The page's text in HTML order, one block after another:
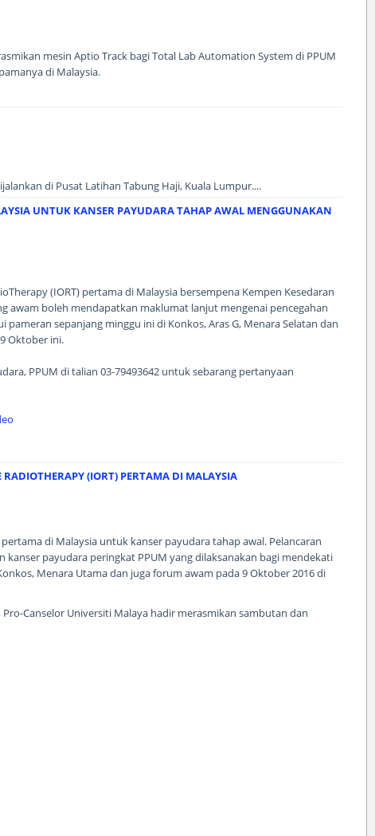
mesin Aptio Track bagi Total Lab Automation System di PPUM
di Malaysia.
di Pusat Latihan Tabung Haji, Kuala Lumpur....
UNTUK KANSER PAYUDARA TAHAP AWAL MENGGUNAKAN
(IORT) pertama di Malaysia bersempena Kempen Kesedaran
awam boleh mendapatkan maklumat lanjut mengenai pencegahan
sepanjang minggu ini di Konkos, Aras G, Menara Selatan dan
Oktober ini.
PPUM di talian 03-79493642 untuk sebarang pertanyaan
(IORT) PERTAMA DI MALAYSIA
di Malaysia untuk kanser payudara tahap awal. Pelancaran
kanser payudara peringkat PPUM yang dilaksanakan bagi mendekati
Menara Utama dan juga forum awam pada 9 Oktober 2016 di
Pro-Canselor Universiti Malaya hadir merasmikan sambutan dan